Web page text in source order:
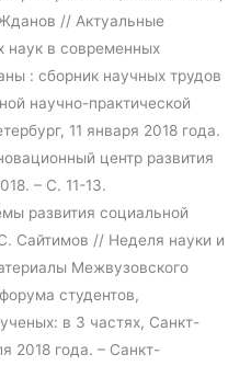
// Актуальные
наук в современных
: сборник научных трудов
научно-практической
11 января 2018 года.
центр развития
– С. 11-13.
развития социальной
Сайтимов // Неделя науки и
Межвузовского
студентов,
в 3 частях, Санкт-
2018 года. – Санкт-